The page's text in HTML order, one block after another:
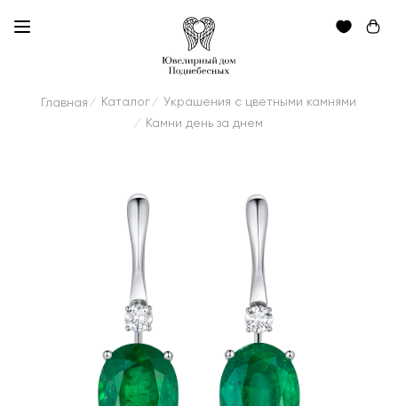
Главная / Каталог / Украшения с цветными камнями
/ Камни день за днем